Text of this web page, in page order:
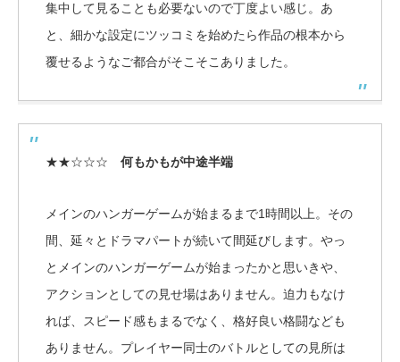
集中して見ることも必要ないので丁度よい感じ。あ
と、細かな設定にツッコミを始めたら作品の根本から
覆せるようなご都合がそこそこありました。
★★☆☆☆ 何もかもが中途半端
メインのハンガーゲームが始まるまで1時間以上。その
間、延々とドラマパートが続いて間延びします。やっ
とメインのハンガーゲームが始まったかと思いきや、
アクションとしての見せ場はありません。迫力もなけ
れば、スピード感もまるでなく、格好良い格闘なども
ありません。プレイヤー同士のバトルとしての見所は